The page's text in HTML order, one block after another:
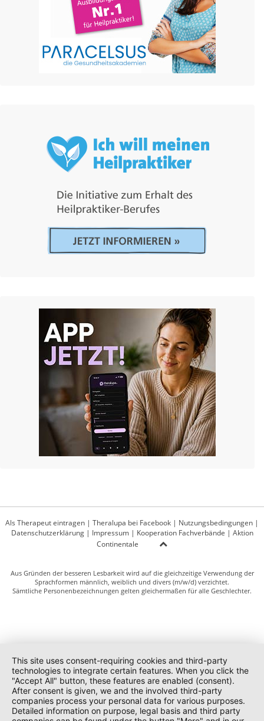
Als Therapeut eintragen | Theralupa bei Facebook | Nutzungsbedingungen |
Datenschutzerklärung| Impressum| Kooperation Fachverbände | Aktion
Continentale
Aus Gründen der besseren Lesbarkeit wird auf die gleichzeitige Verwendung der
Sprachformen männlich, weiblich und divers (m/w/d) verzichtet.
Sämtliche Personenbezeichnungen gelten gleichermaßen für alle Geschlechter.
This site uses consent-requiring cookies and third-party
technologies to integrate certain features. When you click the
"Accept All" button, these features are enabled (consent).
After consent is given, we and the involved third-party
companies process your personal data for various purposes.
Detailed information on purpose, legal basis and third party